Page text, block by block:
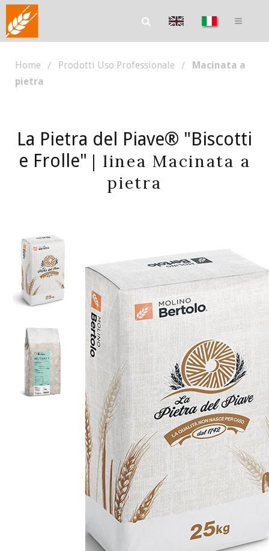
Home Prodotti Uso Professionale
Macinata a
pietra
La Pietra del Piave® "Biscotti
e Frolle" | linea Macinata a
pietra